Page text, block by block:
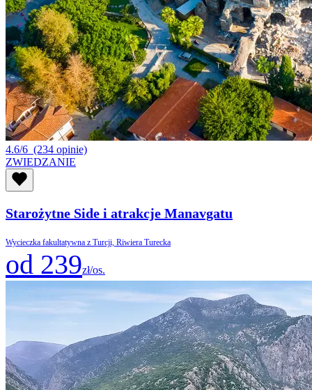
4.6/6 (234 opinie)
ZWIEDZANIE
Starożytne Side i atrakcje Manavgatu
Wycieczka fakultatywna z Turcji, Riwiera Turecka
od 239zł/os.